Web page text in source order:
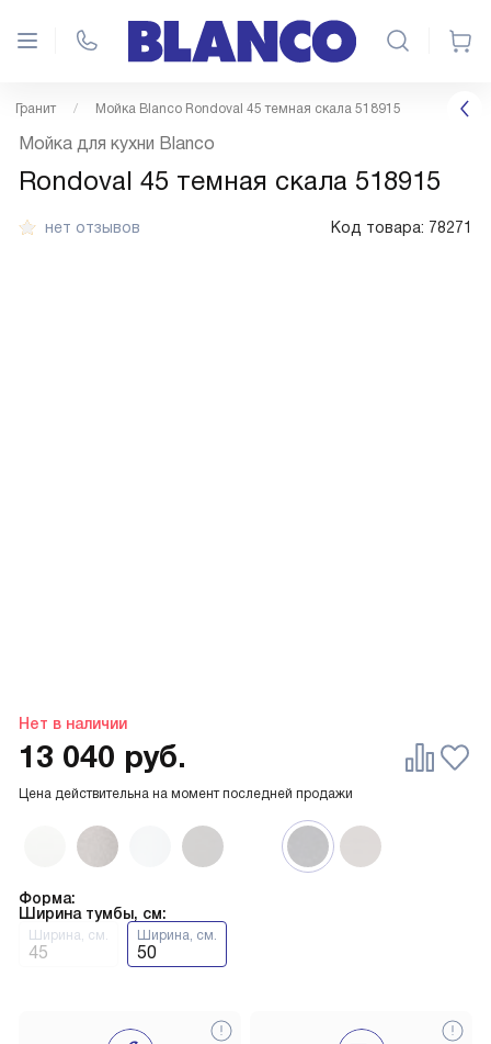
Гранит Мойка Blanco Rondoval 45 темная скала 518915
нет отзывов Код товара: 78271
Нет в наличии
Мойка для кухни Blanco
Rondoval 45 темная скала 518915
Форма:
Ширина тумбы, см:
Ширина, см.
45
Ширина, см.
50
Цена действительна на момент последней продажи
13 040 руб.